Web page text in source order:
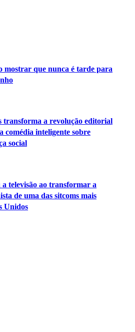
mostrar que nunca é tarde para
a revolução editorial
comédia inteligente sobre
social
televisão ao transformar a
de uma das sitcoms mais
Unidos